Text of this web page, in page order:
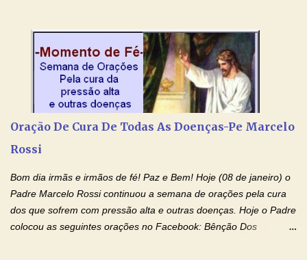
intelectualmente e espiritualmente para o dia da prova. Confie no
amor Ágape de Jesus e no amor materno de Nossa Senhora.
Fique com a paz de Jesus e o amor de Maria! Adriana-Devoção e
Fé Oração do Estudante I Senhor, eu sou estudante, e por sinal,
inteligente. Prova isto é o fato de eu estar aqui, conversando com
de estudar. Mas, como o Senhor sabe, a vida de estudante nem
sempre é fácil. A rotina cansa e o aprender exige uma série de
Oração De Cura De Todas As Doenças-Pe Marcelo
Rossi
Bom dia irmãs e irmãos de fé! Paz e Bem! Hoje (08 de janeiro) o
Padre Marcelo Rossi continuou a semana de orações pela cura
dos que sofrem com pressão alta e outras doenças. Hoje o Padre
colocou as seguintes orações no Facebook: Bênção Dos